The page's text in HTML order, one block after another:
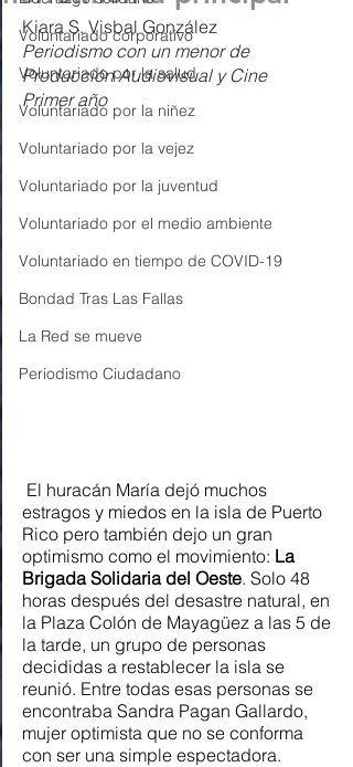
Voluntariado corporativo
Voluntariado por la salud
Voluntariado por la niñez
Voluntariado por la vejez
Voluntariado por la juventud
Voluntariado por el medio ambiente
Voluntariado en tiempo de COVID-19
Bondad Tras Las Fallas
La Red se mueve
Periodismo Ciudadano
Kiara S. Visbal González
Periodismo con un menor de
Producción Audiovisual y Cine
Primer año
estragos y miedos en la isla de Puerto
Rico pero también dejo un gran
optimismo como el movimiento: La
Brigada Solidaria del Oeste. Solo 48
horas después del desastre natural, en
la Plaza Colón de Mayagüez a las 5 de
la tarde, un grupo de personas
decididas a restablecer la isla se
reunió. Entre todas esas personas se
encontraba Sandra Pagan Gallardo,
mujer optimista que no se conforma
con ser una simple espectadora.